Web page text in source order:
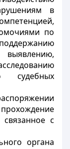
в
по
судебных
с
органа